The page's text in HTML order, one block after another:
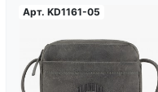
Арт. KD1161-05
Загрузка...